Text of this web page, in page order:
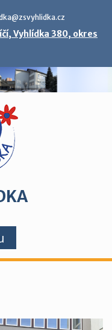
Vyhlídka 380, okres